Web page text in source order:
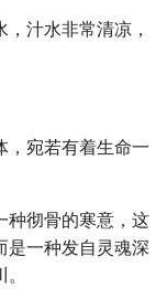
汁水非常清凉，
，宛若有着生命一
种彻骨的寒意，这
是一种发自灵魂深